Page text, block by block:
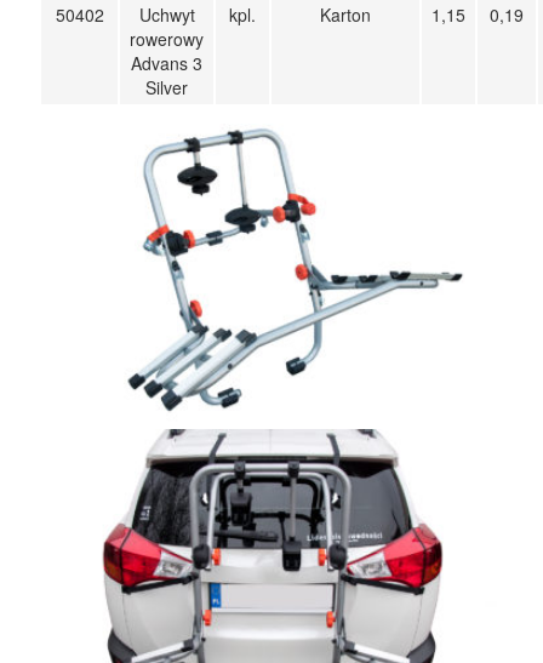
50402
Uchwyt
rowerowy
Advans 3
Silver
kpl. Karton 1,15 0,19